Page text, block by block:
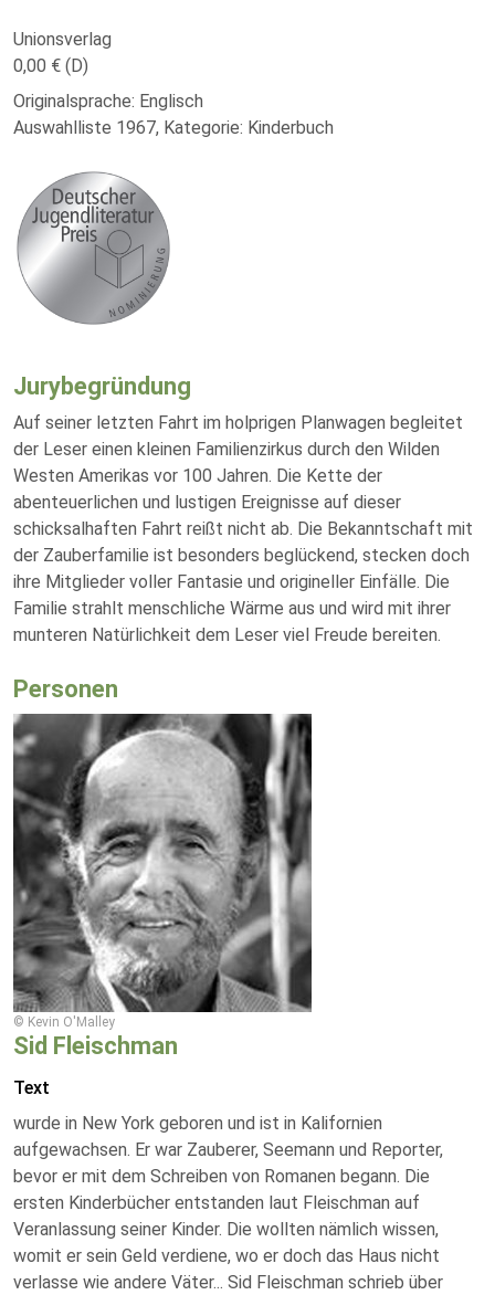
Unionsverlag
0,00 € (D)
Originalsprache: Englisch
Auswahlliste 1967, Kategorie: Kinderbuch
Jurybegründung
Auf seiner letzten Fahrt im holprigen Planwagen begleitet
der Leser einen kleinen Familienzirkus durch den Wilden
Westen Amerikas vor 100 Jahren. Die Kette der
abenteuerlichen und lustigen Ereignisse auf dieser
schicksalhaften Fahrt reißt nicht ab. Die Bekanntschaft mit
der Zauberfamilie ist besonders beglückend, stecken doch
ihre Mitglieder voller Fantasie und origineller Einfälle. Die
Familie strahlt menschliche Wärme aus und wird mit ihrer
munteren Natürlichkeit dem Leser viel Freude bereiten.
Personen
© Kevin O'Malley
Sid Fleischman
Text
wurde in New York geboren und ist in Kalifornien
aufgewachsen. Er war Zauberer, Seemann und Reporter,
bevor er mit dem Schreiben von Romanen begann. Die
ersten Kinderbücher entstanden laut Fleischman auf
Veranlassung seiner Kinder. Die wollten nämlich wissen,
womit er sein Geld verdiene, wo er doch das Haus nicht
verlasse wie andere Väter... Sid Fleischman schrieb über